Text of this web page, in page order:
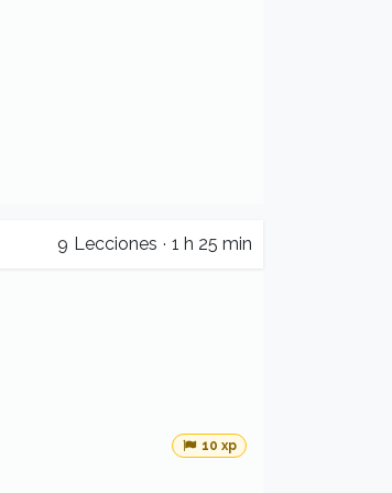
9 Lecciones · 1 h 25 min
10 xp